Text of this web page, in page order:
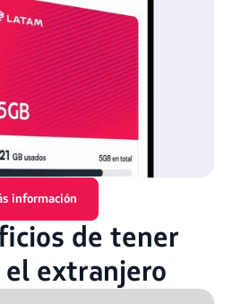
información
de tener
el extranjero